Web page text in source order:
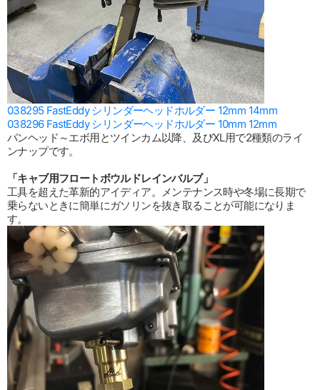
038295 FastEddy シリンダーヘッドホルダー 12mm 14mm
038296 FastEddy シリンダーヘッドホルダー 10mm 12mm
パンヘッド～エボ用とツインカム以降、及びXL用で2種類のライ
ンナップです。
「キャブ用フロートボウルドレインバルブ」
工具を超えた革新的アイディア。メンテナンス時や冬場に長期で
乗らないときに簡単にガソリンを抜き取ることが可能になりま
す。